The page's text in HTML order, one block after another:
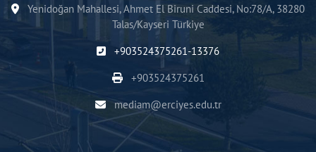
Yenidoğan Mahallesi, Ahmet El Biruni Caddesi, No:78/A, 38280
Talas/Kayseri Türkiye
+903524375261-13376
+903524375261
mediam@erciyes.edu.tr